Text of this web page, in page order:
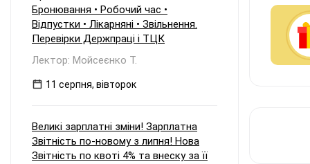
Бронювання • Робочий час •
Відпустки • Лікарняні • Звільнення.
Перевірки Держпраці і ТЦК
Лектор: Мойсеєнко Т.
11 серпня, вівторок
Великі зарплатні зміни! Зарплатна
Звітність по-новому з липня! Нова
Звітність по квоті 4% та внеску за її